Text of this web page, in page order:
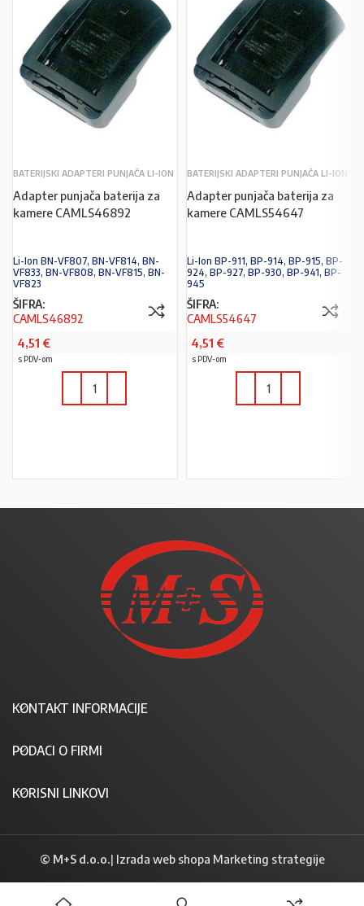
BATERIJSKI ADAPTERI PUNJAČA LI-ION
Adapter punjača baterija za
kamere CAMLS46892
Li-Ion BN-VF807, BN-VF814, BN-
VF833, BN-VF808, BN-VF815, BN-
VF823
ŠIFRA:
CAMLS46892
4,51 €
s PDV-om
BATERIJSKI ADAPTERI PUNJAČA LI-ION
Adapter punjača baterija za
kamere CAMLS54647
Li-Ion BP-911, BP-914, BP-915, BP-
924, BP-927, BP-930, BP-941, BP-
945
ŠIFRA:
CAMLS54647
4,51 €
s PDV-om
KONTAKT INFORMACIJE
PODACI O FIRMI
KORISNI LINKOVI
© M+S d.o.o.| Izrada web shopa Marketing strategije